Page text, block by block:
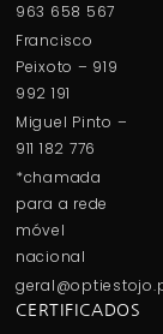
963 658 567
Francisco
Peixoto – 919
992 191
Miguel Pinto –
911 182 776
*chamada
para a rede
móvel
nacional
CERTIFICADOS